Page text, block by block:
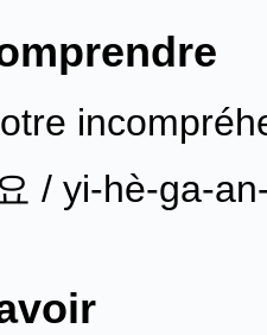
/ yi-hè-ga-